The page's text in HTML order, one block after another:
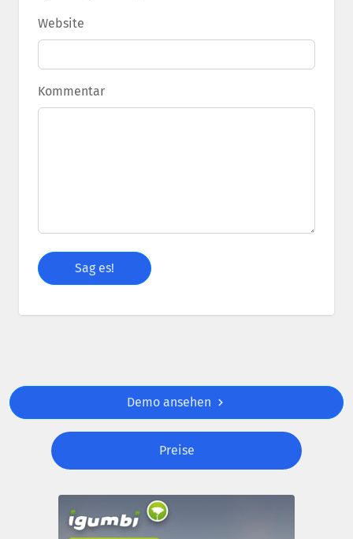
Website
Kommentar
Demo ansehen
Preise